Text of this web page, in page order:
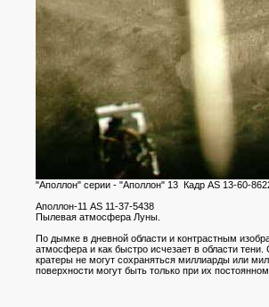
"Аполлон" серии - "Аполлон" 13 Кадр AS 13-60-
Аполлон-11 AS 11-37-5438
Пылевая атмосфера Луны.
По дымке в дневной области и контрастным
атмосфера и как быстро исчезает в области
кратеры не могут сохраняться миллиарды или
поверхности могут быть только при их